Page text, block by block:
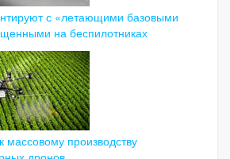
с «летающими базовыми
на беспилотниках
массовому производству